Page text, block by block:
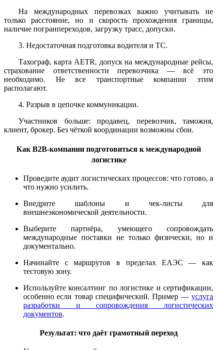
На международных перевозках важно учитывать не
только расстояние, но и скорость прохождения границы,
наличие погранпереходов, загрузку трасс, допуски.
3. Недостаточная подготовка водителя и ТС.
Тахограф, карта AETR, допуск на международные рейсы,
страхование ответственности перевозчика — всё это
необходимо. Не все транспортные компании этим
располагают.
4. Разрыв в цепочке коммуникации.
Участников больше: продавец, перевозчик, таможня,
клиент, брокер. Без чёткой координации возможны сбои.
Как B2B-компании подготовиться к международной
логистике
Проведите аудит логистических процессов: что готово, а
что нужно усилить.
Внедрите шаблоны и чек-листы для
внешнеэкономической деятельности.
Выберите партнёра, умеющего сопровождать
международные поставки не только физически, но и
документально.
Начинайте с маршрутов в пределах ЕАЭС — как
тестовую зону.
Используйте консалтинг по логистике и сертификации,
особенно если товар специфический. Пример — услуга
разработки и сопровождения логистических
документов.
Результат: что даёт грамотный переход